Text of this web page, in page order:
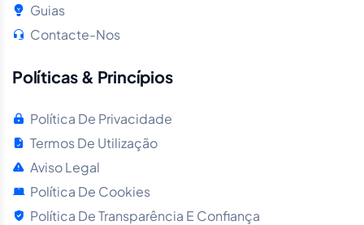
Guias
Contacte-Nos
Políticas & Princípios
Política De Privacidade
Termos De Utilização
Aviso Legal
Política De Cookies
Política De Transparência E Confiança